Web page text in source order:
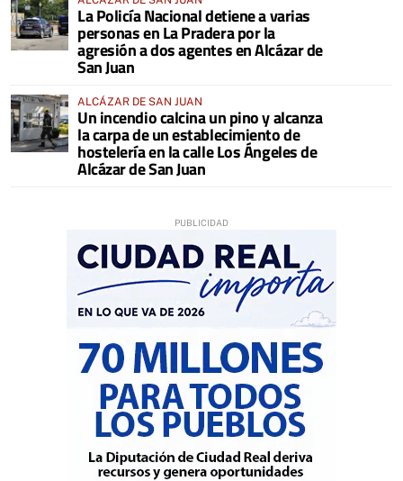
La Policía Nacional detiene a varias
personas en La Pradera por la
agresión a dos agentes en Alcázar de
San Juan
ALCÁZAR DE SAN JUAN
Un incendio calcina un pino y alcanza
la carpa de un establecimiento de
hostelería en la calle Los Ángeles de
Alcázar de San Juan